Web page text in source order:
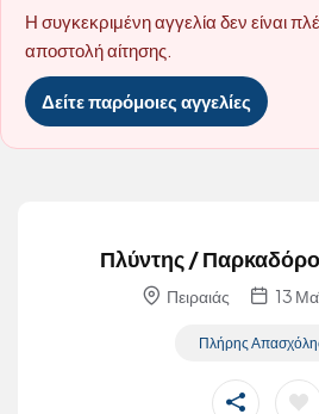
Η συγκεκριμένη αγγελία δεν είναι
αποστολή αίτησης.
Δείτε παρόμοιες αγγελίες
Πλύντης /
Πειραιάς 13
Πλήρης